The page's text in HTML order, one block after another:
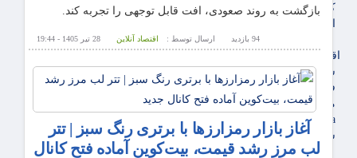
کشاورزی و دامداری
اقتصاد بین الملل
سیاسی
فارکس
مناطق آزاد تجاری
24intermedia
سایر اخبار اقتصادی
عمومی و سرگرمی
بازگشت به روند صعودی، افت قابل توجهی را تجربه کند.
28 تیر 1405 - 19:44 ارسال توسط : اقتصاد آنلاین 94 بازدید
آغاز بازار رمزارزها با برتری رنگ سبز | تتر
لب مرز رشد قیمت، بیت‌کوین آماده فتح کانال